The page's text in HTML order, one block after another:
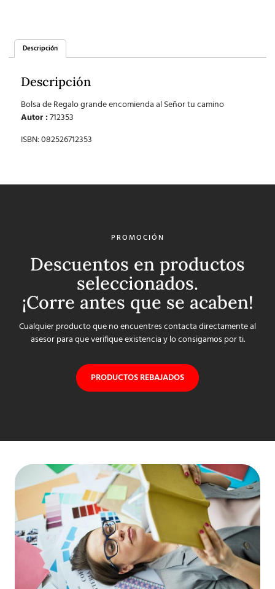
Descripción
Descripción
Bolsa de Regalo grande encomienda al Señor tu camino
Autor :712353
ISBN: 082526712353
PROMOCIÓN
Descuentos en productos
seleccionados.
¡Corre antes que se acaben!
Cualquier producto que no encuentres contacta directamente al
asesor para que verifique existencia y lo consigamos por ti.
PRODUCTOS REBAJADOS